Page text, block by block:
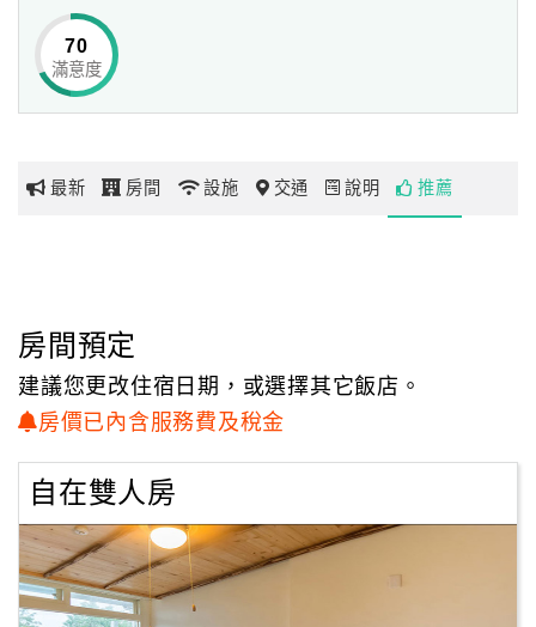
網
玩
地
圖
顧
務
顧
客
得放慢呼吸，享受緩慢的生活步調。
70
滿意度
最新 房間 設施 交通 說明 推薦
房間預定
建議您更改住宿日期，或選擇其它飯店。
房價已內含服務費及稅金
自在雙人房